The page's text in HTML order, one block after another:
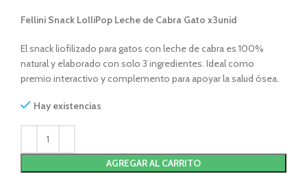
Fellini Snack LolliPop Leche de Cabra Gato x3unid
El snack liofilizado para gatos con leche de cabra es 100%
natural y elaborado con solo 3 ingredientes. Ideal como
premio interactivo y complemento para apoyar la salud ósea.
Hay existencias
AGREGAR AL CARRITO